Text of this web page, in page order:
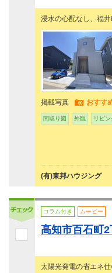
浸水の心配なし、福
掲載写真 おすす
間取り図 外観 リビン
(有)東邦ハウジング
コラム付き ムービー
高知市百石町
太陽光発電の省エネ